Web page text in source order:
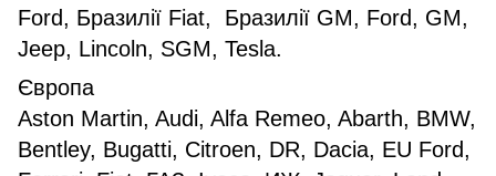
Ford, Бразилії Fiat, Бразилії GM, Ford, GM,
Jeep, Lincoln, SGM, Tesla.
Європа
Aston Martin, Audi, Alfa Remeo, Abarth, BMW,
Bentley, Bugatti, Citroen, DR, Dacia, EU Ford,